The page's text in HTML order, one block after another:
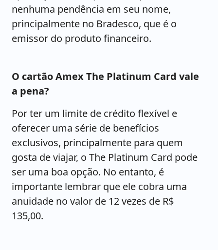
nenhuma pendência em seu nome,
principalmente no Bradesco, que é o
emissor do produto financeiro.
O cartão Amex The Platinum Card vale
a pena?
Por ter um limite de crédito flexível e
oferecer uma série de benefícios
exclusivos, principalmente para quem
gosta de viajar, o The Platinum Card pode
ser uma boa opção. No entanto, é
importante lembrar que ele cobra uma
anuidade no valor de 12 vezes de R$
135,00.